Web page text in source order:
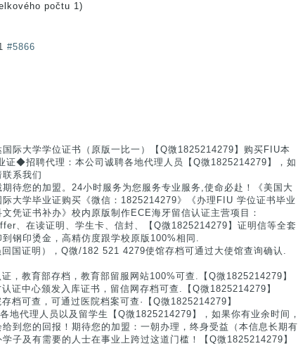
počtu 1)
#5866
际大学学位证书（原版一比一）【Q微1825214279】购买FIU本
证◆招聘代理：本公司诚聘各地代理人员【Q微1825214279】，如
系我们
待您的加盟。24小时服务为您服务专业服务,使命必赴！《美国大
大学毕业证购买《微信：1825214279》《办理FIU 学位证书毕业
凭证书补办》校内原版制作ECE海牙留信认证主营项目：
、在读证明、学生卡、信封、【Q微1825214279】证明信等全套
钢印烫金，高精仿度跟学校原版100%相同.
国证明），Q微/182 521 4279使馆存档可通过大使馆查询确认.
，教育部存档，教育部留服网站100%可查.【Q微1825214279】
证中心颁发入库证书，留信网存档可查.【Q微1825214279】
档可查，可通过医院档案可查·【Q微1825214279】
地代理人员以及留学生【Q微1825214279】，如果你有业余时间，
到您的回报！期待您的加盟：一朝办理，终身受益（本信息长期有
子及有需要的人士在事业上跨过这道门槛！【Q微1825214279】